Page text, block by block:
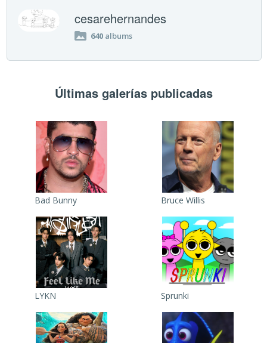
cesarehernandes
640 albums
Últimas galerías publicadas
Bad Bunny Bruce Willis
LYKN Sprunki